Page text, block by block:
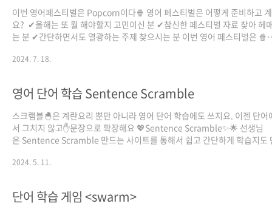
이번 영어페스티벌은 Popcorn이다🍿 영어 페스티벌은 어떻게 준비하고
요? ✔올해는 또 뭘 해야할지 고민이신 분 ✔참신한 페스티벌 자료 찾아 헤
는 분 ✔간단하면서도 열광하는 주제 찾으시는 분 이번 영어 페스티벌은 🍿
터 🖥팝콘 페스티벌 PPT, ⚠준비 안내사항 모두 담았습니다 학생들은 맛있
는 학생들도 영어 시간을 좋아하게 만들 수 있습니다🧞‍♂ 자세한 준비 방법은
드 뉴스를 참고해주세요! 자료 나눔은 아래 사이트
로!https://m.blog.naver.com/
2024. 7. 18.
영어 단어 학습 Sentence Scramble
스크램블🐣은 계란요리 뿐만 아니라 영어 단어 학습에도 쓰지요. 이젠 단어
서 그치지 않고✋문장으로 확장해요 💖Sentence Scramble✨🌟 선생님
은 Sentence Scramble 만드는 사이트를 통해서 쉽고 간단하게 학습지도
이 자료는 참쌤스쿨 1기 하선영(@seon0_ha) 선생님께서 제작하셨습니
2024. 5. 11.
단어 학습 게임 <swarm>